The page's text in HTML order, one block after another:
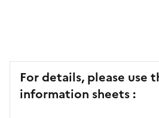
For details, please use
information sheets :